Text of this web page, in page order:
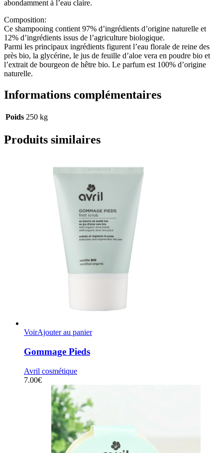
abondamment à l’eau claire.
Composition:
Ce shampooing contient 97% d’ingrédients d’origine naturelle et
12% d’ingrédients issus de l’agriculture biologique.
Parmi les principaux ingrédients figurent l’eau florale de reine des
près bio, la glycérine, le jus de feuille d’aloe vera en poudre bio et
l’extrait de bourgeon de hêtre bio. Le parfum est 100% d’origine
naturelle.
Informations complémentaires
Poids 250 kg
Produits similaires
VoirAjouter au panier
Gommage Pieds
Avril cosmétique
7.00€